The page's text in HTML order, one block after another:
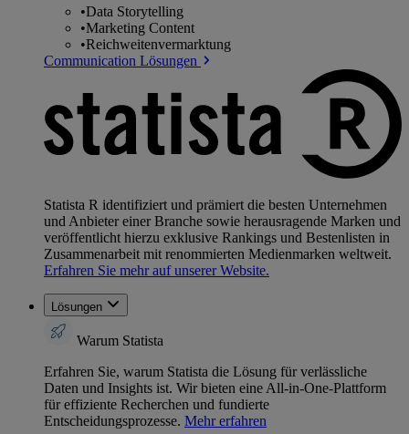
•Data Storytelling
•Marketing Content
•Reichweitenvermarktung
Communication Lösungen
Statista R identifiziert und prämiert die besten Unternehmen
und Anbieter einer Branche sowie herausragende Marken und
veröffentlicht hierzu exklusive Rankings und Bestenlisten in
Zusammenarbeit mit renommierten Medienmarken weltweit.
Erfahren Sie mehr auf unserer Website.
Lösungen
Warum Statista
Erfahren Sie, warum Statista die Lösung für verlässliche
Daten und Insights ist. Wir bieten eine All-in-One-Plattform
für effiziente Recherchen und fundierte
Entscheidungsprozesse. Mehr erfahren